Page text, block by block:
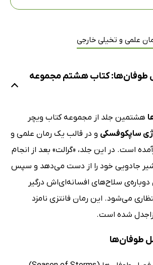
علمی و تخیلی خارجی
طوفان‌ها: کتاب هشتم مجموعه
هشتمین جلد از مجموعه کتاب ویچر
ساپکوفسکی و در قالب یک رمان علمی و
است. در این جلد، «گرالت» بعد از انجام
جادویی خود را از دست می‌دهد و سپس
سلاح‌های افسانه‌ای‌اش درگیر
می‌شود. این رمان فانتزی نامزد
شده است.
طوفان‌ها